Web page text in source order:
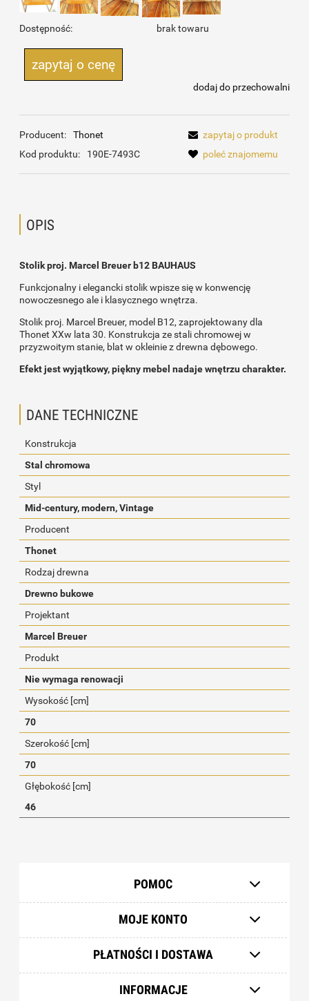
Dostępność: brak towaru
zapytaj o cenę
dodaj do przechowalni
Producent:
Thonet
Kod produktu:
190E-7493C
zapytaj o produkt
poleć znajomemu
OPIS
Stolik proj. Marcel Breuer b12 BAUHAUS
Funkcjonalny i elegancki stolik wpisze się w konwencję
nowoczesnego ale i klasycznego wnętrza.
Stolik proj. Marcel Breuer, model B12, zaprojektowany dla
Thonet XXw lata 30. Konstrukcja ze stali chromowej w
przyzwoitym stanie, blat w okleinie z drewna dębowego.
Efekt jest wyjątkowy, piękny mebel nadaje wnętrzu charakter.
DANE TECHNICZNE
Konstrukcja
Stal chromowa
Styl
Mid-century, modern, Vintage
Producent
Thonet
Rodzaj drewna
Drewno bukowe
Projektant
Marcel Breuer
Produkt
Nie wymaga renowacji
Wysokość [cm]
70
Szerokość [cm]
70
Głębokość [cm]
46
POMOC
MOJE KONTO
PŁATNOŚCI I DOSTAWA
INFORMACJE